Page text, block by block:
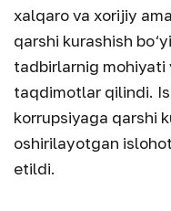
xalqaro va xorijiy
qarshi kurashish
tadbirlarnig mohiyati
taqdimotlar qilindi.
korrupsiyaga qarshi
oshirilayotgan
etildi.